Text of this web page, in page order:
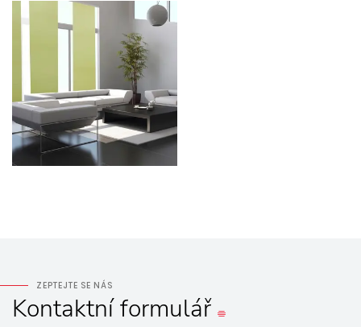
ZEPTEJTE SE NÁS
Kontaktníformulář